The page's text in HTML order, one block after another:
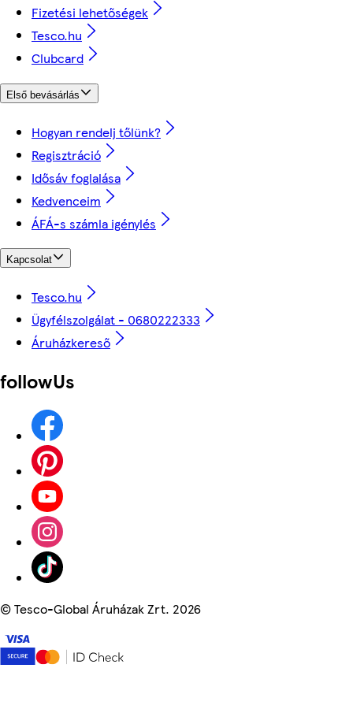
Fizetési lehetőségek
Tesco.hu
Clubcard
Első bevásárlás
Hogyan rendelj tőlünk?
Regisztráció
Idősáv foglalása
Kedvenceim
ÁFÁ-s számla igénylés
Kapcsolat
Tesco.hu
Ügyfélszolgálat - 0680222333
Áruházkereső
followUs
©Tesco-Global Áruházak Zrt. 2026